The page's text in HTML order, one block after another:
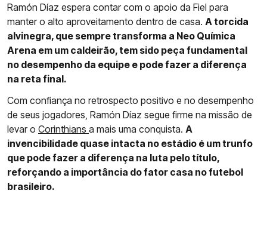
Ramón Díaz espera contar com o apoio da Fiel para
manter o alto aproveitamento dentro de casa. A torcida
alvinegra, que sempre transforma a Neo Química
Arena em um caldeirão, tem sido peça fundamental
no desempenho da equipe e pode fazer a diferença
na reta final.
Com confiança no retrospecto positivo e no desempenho
de seus jogadores, Ramón Díaz segue firme na missão de
levar o Corinthians a mais uma conquista. A
invencibilidade quase intacta no estádio é um trunfo
que pode fazer a diferença na luta pelo título,
reforçando a importância do fator casa no futebol
brasileiro.